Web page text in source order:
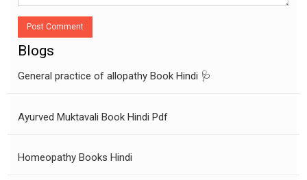
Post Comment
Blogs
General practice of allopathy Book Hindi 🩺
Ayurved Muktavali Book Hindi Pdf
Homeopathy Books Hindi